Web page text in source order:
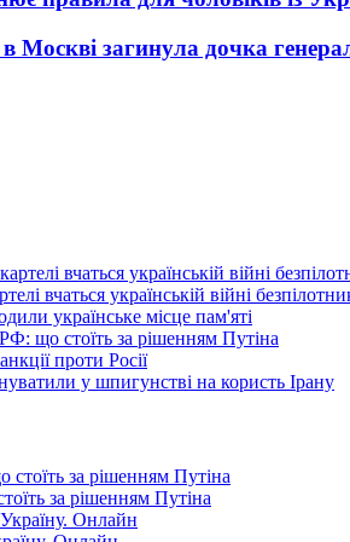
Москві загинула дочка
вчаться українській війні
українське місце пам'яті
що стоїть за рішенням Путіна
проти Росії
у шпигунстві на користь Ірану
за рішенням Путіна